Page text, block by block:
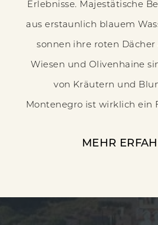
Erlebnisse. Majestätische
aus erstaunlich blauem
sonnen ihre roten Dächer
Wiesen und Olivenhaine
von Kräutern und
Montenegro ist wirklich ein
MEHR